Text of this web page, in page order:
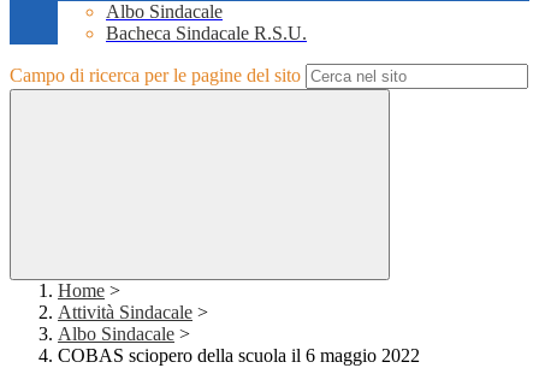
Albo Sindacale
Bacheca Sindacale R.S.U.
Campo di ricerca per le pagine del sito
Home >
Attività Sindacale >
Albo Sindacale >
COBAS sciopero della scuola il 6 maggio 2022